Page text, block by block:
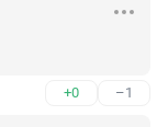
+0 –1